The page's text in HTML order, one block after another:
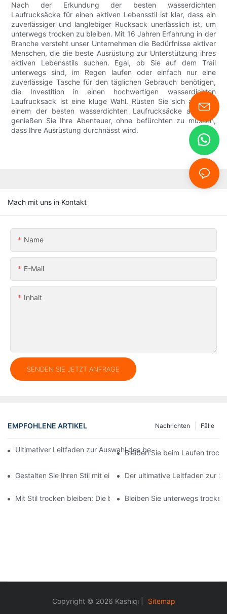
Nach der Erkundung der besten wasserdichten
Laufrucksäcke für einen aktiven Lebensstil ist klar, dass ein
zuverlässiger und langlebiger Rucksack unerlässlich ist, um
unterwegs trocken zu bleiben. Mit 16 Jahren Erfahrung in der
Branche versteht unser Unternehmen die Bedürfnisse aktiver
Menschen, die die beste Ausrüstung zur Unterstützung ihres
aktiven Lebensstils suchen. Egal, ob Sie auf dem Trail
unterwegs sind, im Regen laufen oder einfach nur eine
zuverlässige Tasche für den täglichen Gebrauch benötigen,
die Investition in einen hochwertigen wasserdichten
Laufrucksack ist eine kluge Wahl. Rüsten Sie sich also mit
einem der besten wasserdichten Laufrucksäcke aus und
genießen Sie Ihre Abenteuer, ohne befürchten zu müssen,
dass Ihre Ausrüstung durchnässt wird.
Mach mit uns in Kontakt
Name
E-Mail
Inhalt
SENDEN SIE JETZT ANFRAGE
EMPFOHLENE ARTIKEL Fälle
Nachrichten
Ultimativer Leitfaden zur Auswahl des besten PVC-
Bleiben Sie beim Laufen
Gestalten Sie Ihren Stil mit einer individuellen Tasche:
Der ultimative Leitfaden zur
Mit Stil trocken bleiben: Die besten wasserdichten Outdoor-
Bleiben Sie unterwegs
Copyright © 2026 Kashiqi | Sitemap